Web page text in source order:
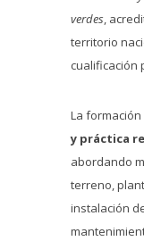
verdes,
territorio
cualificación
La
y práctica
abordando
terreno,
instalación